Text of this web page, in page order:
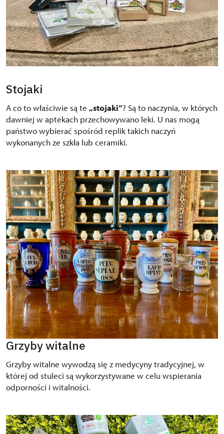
Stojaki
A co to właściwie są te „stojaki”? Są to naczynia, w których
dawniej w aptekach przechowywano leki. U nas mogą
państwo wybierać spośród replik takich naczyń
wykonanych ze szkła lub ceramiki.
Grzyby witalne
Grzyby witalne wywodzą się z medycyny tradycyjnej, w
której od stuleci są wykorzystywane w celu wspierania
odporności i witalności.